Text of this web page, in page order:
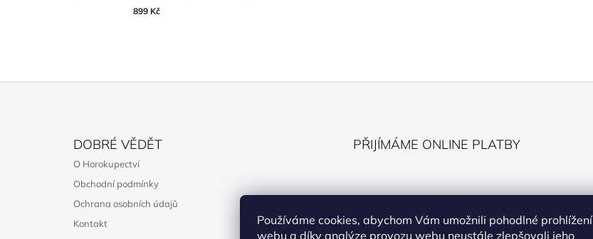
Používáme cookies, abychom Vám umožnili pohodlné prohlížení
webu a díky analýze provozu webu neustále zlepšovali jeho
899 Kč
DOBRÉ VĚDĚT
O Horokupectví
Obchodní podmínky
Ochrana osobních údajů
Kontakt
PŘIJÍMÁME ONLINE PLATBY